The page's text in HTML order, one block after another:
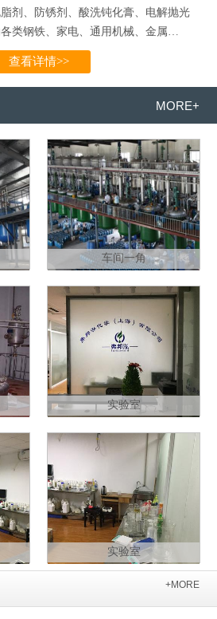
剂、防锈剂、酸洗钝化膏、电解抛光
类钢铁、家电、通用机械、金属
查看详情>>
MORE+
车间一角
实验室
实验室
+MORE